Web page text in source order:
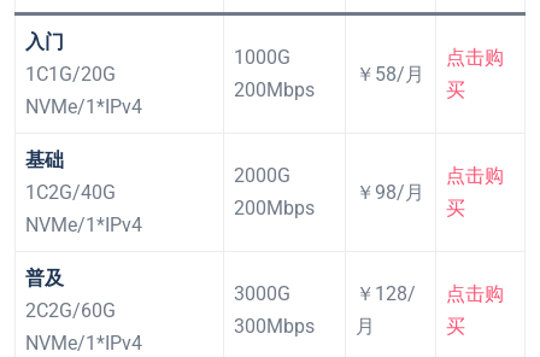
入门
1C1G/20G
NVMe/1*IPv4
1000G
200Mbps
￥58/月
点击购
买
基础
1C2G/40G
NVMe/1*IPv4
2000G
200Mbps
￥98/月
点击购
买
普及
2C2G/60G
NVMe/1*IPv4
3000G
300Mbps
￥128/
月
点击购
买